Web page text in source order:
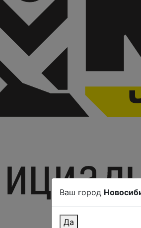
Ваш город
Да